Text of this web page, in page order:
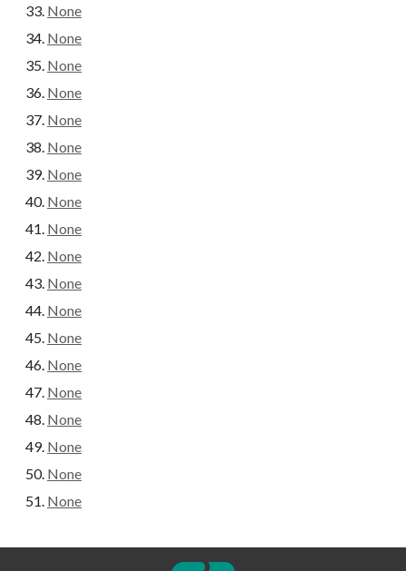
None
None
None
None
None
None
None
None
None
None
None
None
None
None
None
None
None
None
None